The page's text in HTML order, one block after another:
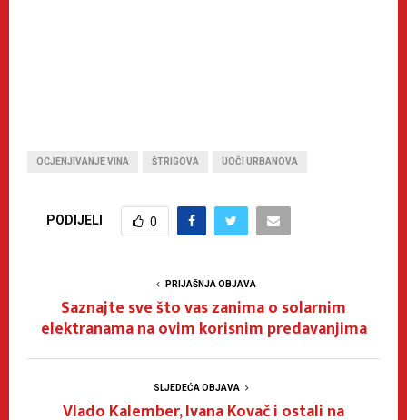
OCJENJIVANJE VINA ŠTRIGOVA UOČI URBANOVA
PODIJELI 0
PRIJAŠNJA OBJAVA
Saznajte sve što vas zanima o solarnim
elektranama na ovim korisnim predavanjima
SLJEDEĆA OBJAVA
Vlado Kalember, Ivana Kovač i ostali na